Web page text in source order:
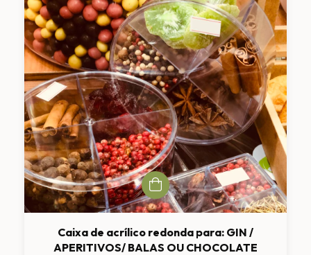
Caixa de acrílico redonda para: GIN /
APERITIVOS/ BALAS OU CHOCOLATE